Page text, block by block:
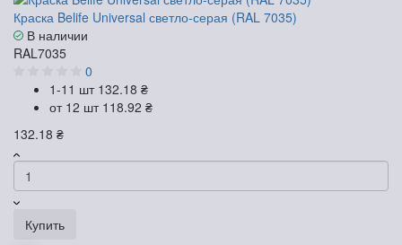
Краска Belife Universal светло-серая (RAL 7035)
В наличии
RAL7035
0
1-11 шт 132.18 ₴
от 12 шт 118.92 ₴
132.18 ₴
Купить